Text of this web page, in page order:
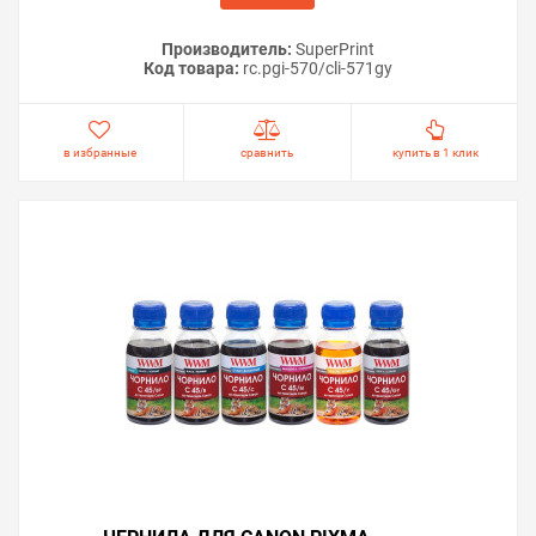
Если принтер не входит в сервисный режим —
программа не сможет провести сброс. В этом случае
не следует приобретать ключ. Убедитесь, что
процедура входа выполняется корректно и модель
или промыть и высушить. Это позволит избежать
Производитель: SuperPrint
Код товара: rc.pgi-570/cli-571gy
в избранные сравнить купить в 1 клик